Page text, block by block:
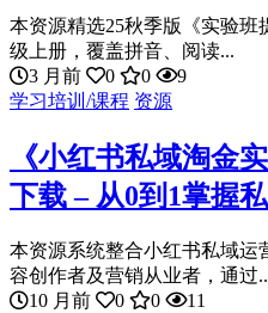
本资源精选25秋季版《实验班
级上册，覆盖拼音、阅读...
3 月前
0 0
9
学习培训/课程 资源
《小红书私域淘金
下载 – 从0到1掌握
本资源系统整合小红书私域运
容创作者及营销从业者，通过
10 月前
0 0
11